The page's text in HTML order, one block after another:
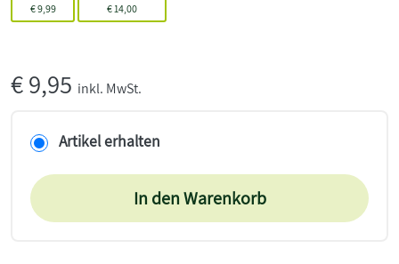
€9,99
€ 14,00
€9,95 inkl. MwSt.
Artikel erhalten
In den Warenkorb